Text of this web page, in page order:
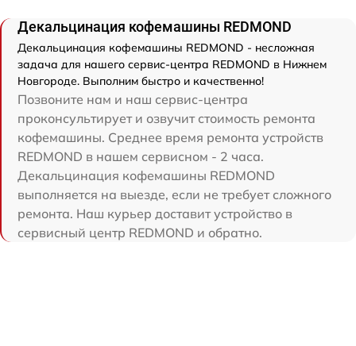
Декальцинация кофемашины REDMOND
Декальцинация кофемашины REDMOND - несложная
задача для нашего сервис-центра REDMOND в Нижнем
Новгороде. Выполним быстро и качественно!
Позвоните нам и наш сервис-центра
проконсультирует и озвучит стоимость ремонта
кофемашины. Среднее время ремонта устройств
REDMOND в нашем сервисном - 2 часа.
Декальцинация кофемашины REDMOND
выполняется на выезде, если не требует сложного
ремонта. Наш курьер доставит устройство в
сервисный центр REDMOND и обратно.